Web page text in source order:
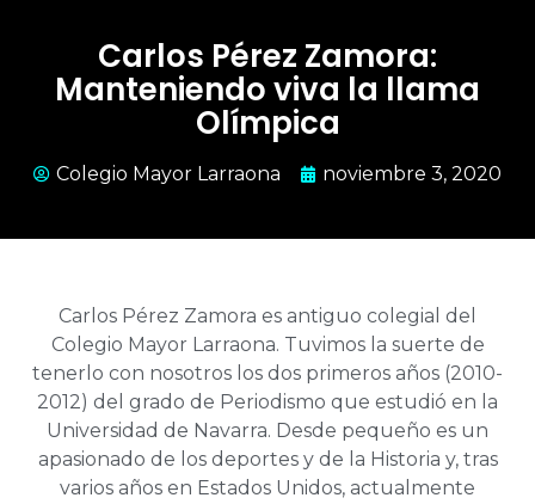
Carlos Pérez Zamora:
Manteniendo viva la llama
Olímpica
Colegio Mayor Larraona noviembre 3, 2020
Carlos Pérez Zamora es antiguo colegial del
Colegio Mayor Larraona. Tuvimos la suerte de
tenerlo con nosotros los dos primeros años (2010-
2012) del grado de Periodismo que estudió en la
Universidad de Navarra. Desde pequeño es un
apasionado de los deportes y de la Historia y, tras
varios años en Estados Unidos, actualmente